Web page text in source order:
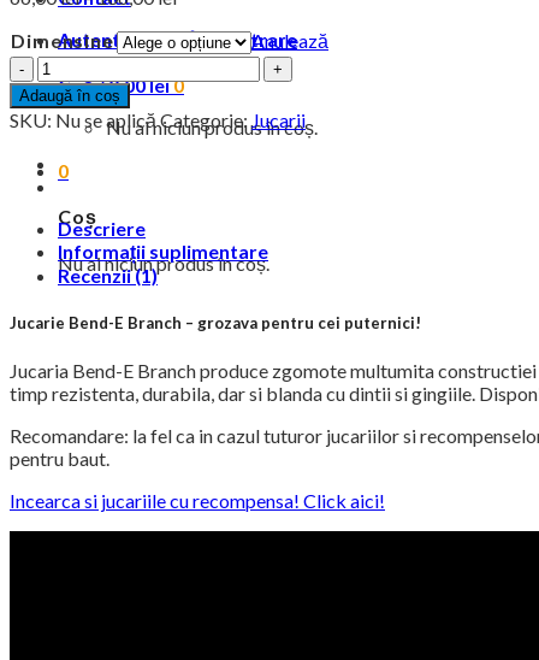
Autentificare / Înregistrare
Coș /0,00lei0
Nu ai niciun produs în coș.
0
Coș
Nu ai niciun produs în coș.
prețuri:
66,00 lei
până
la
106,00 lei
Dimensine
Anulează
Cantitate
Starmark
Bend-
E
Adaugă în coș
SKU: Nu se aplică Categorie: Jucarii
Descriere
Informații suplimentare
Recenzii (1)
Jucarie Bend-E Branch – grozava pentru cei puternici!
Jucaria Bend-E Branch produce zgomote multumita
timp rezistenta, durabila, dar si blanda cu dintii si gingiile.
Recomandare: la fel ca in cazul tuturor jucariilor si
pentru baut.
Incearca si jucariile cu recompensa! Click aici!